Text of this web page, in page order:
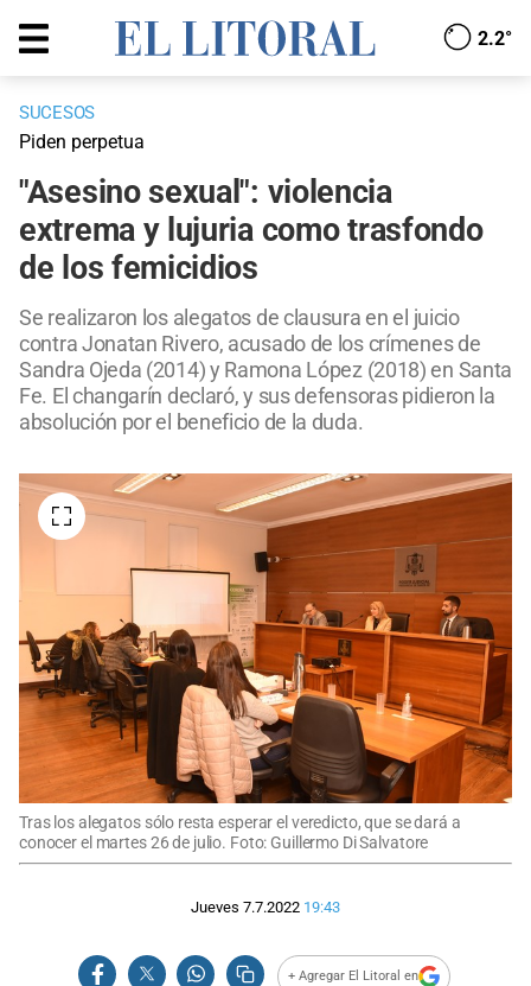
2.2°
SUCESOS
Piden perpetua
"Asesino sexual": violencia
extrema y lujuria como trasfondo
de los femicidios
Se realizaron los alegatos de clausura en el juicio
contra Jonatan Rivero, acusado de los crímenes de
Sandra Ojeda (2014) y Ramona López (2018) en Santa
Fe. El changarín declaró, y sus defensoras pidieron la
absolución por el beneficio de la duda.
Tras los alegatos sólo resta esperar el veredicto, que se dará a
conocer el martes 26 de julio. Foto: Guillermo Di Salvatore
Jueves 7.7.2022 19:43
+ Agregar El Litoral en